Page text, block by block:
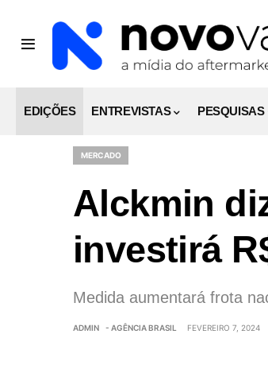
EDIÇÕES ENTREVISTAS PESQUISAS
MERCADO
Alckmin
investirá
Medida aumentará frota
ADMIN - AGÊNCIA BRASIL FEVEREIRO 7, 2024